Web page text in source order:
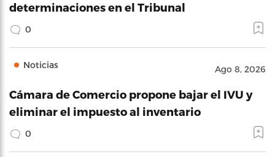
determinaciones en el Tribunal
0
Noticias Ago 8, 2026
Cámara de Comercio propone bajar el IVU y
eliminar el impuesto al inventario
0